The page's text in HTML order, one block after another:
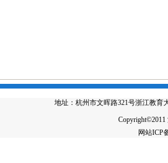
地址：杭州市文晖路321号浙江教育
Copyright©2011
网站ICP